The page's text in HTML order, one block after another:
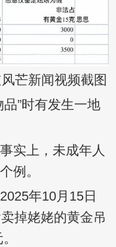
芒新闻视频截图
”时有发生一地
上，未成年人
例。
年10月15日
掉姥姥的黄金吊